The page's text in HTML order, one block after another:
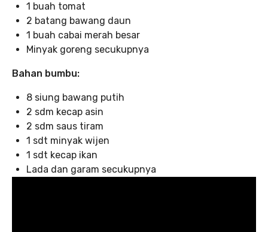
1 buah tomat
2 batang bawang daun
1 buah cabai merah besar
Minyak goreng secukupnya
Bahan bumbu:
8 siung bawang putih
2 sdm kecap asin
2 sdm saus tiram
1 sdt minyak wijen
1 sdt kecap ikan
Lada dan garam secukupnya